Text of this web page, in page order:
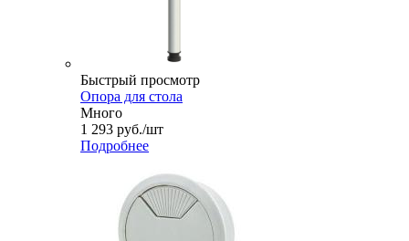
Быстрый просмотр
Опора для стола
Много
1 293 руб./шт
Подробнее